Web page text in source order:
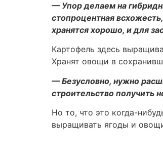
— Упор делаем на
стопроцентная
хранятся хорошо, и для
Картофель здесь
Хранят овощи в
— Безусловно, нужно
строительство получить
Но то, что это когда-
выращивать ягоды и